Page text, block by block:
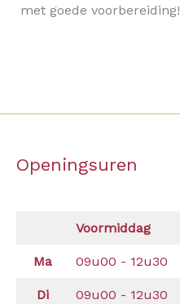
met goede voorbereiding!
Openingsuren
Voormiddag
Ma 09u00 - 12u30
Di 09u00 - 12u30